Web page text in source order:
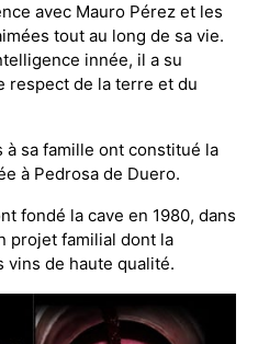
avec Mauro Pérez et les
tout au long de sa vie.
innée, il a su
respect de la terre et du
à sa famille ont constitué la
à Pedrosa de Duero.
fondé la cave en 1980, dans
projet familial dont la
vins de haute qualité.